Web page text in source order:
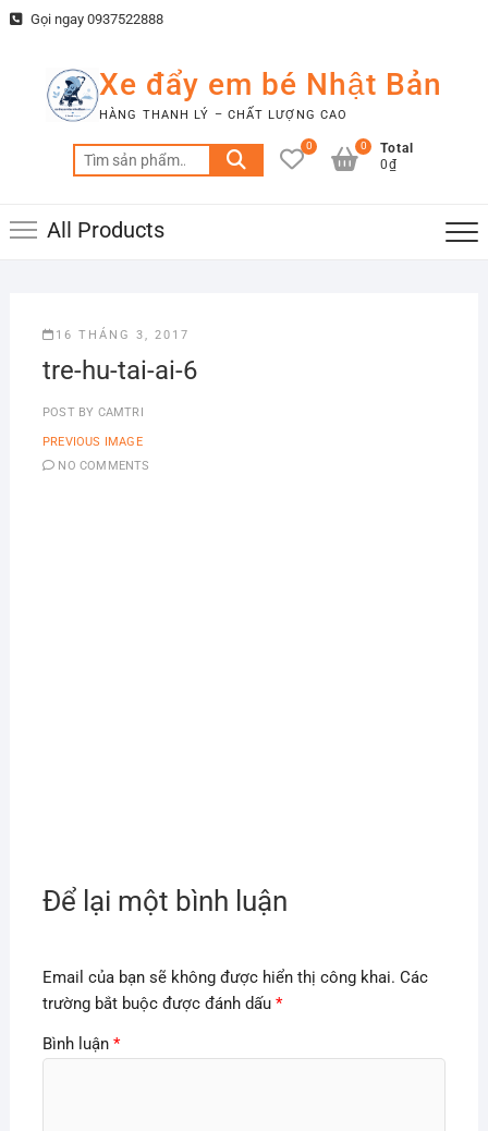
Skip Gọi ngay 0937522888
Xe đẩy em bé Nhật Bản
HÀNG THANH LÝ – CHẤT LƯỢNG CAO
Tìm
kiếm:
0
Total
0₫
0
All Products
16 THÁNG 3, 2017
tre-hu-tai-ai-6
POST BY CAMTRI
PREVIOUS IMAGE
NO COMMENTS
Để lại một bình luận
Email của bạn sẽ không được hiển thị công khai. Các
trường bắt buộc được đánh dấu *
Bình luận *